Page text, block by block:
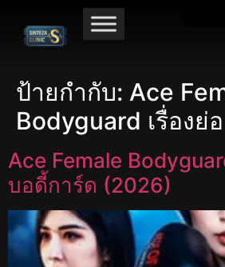
ป้ายกำกับ: Ace
Bodyguard เรื่องย่อ
Ace Female
บอดี้การ์ด (2026)